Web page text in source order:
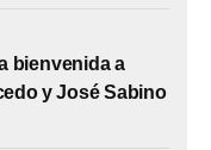
bienvenida a
y José Sabino